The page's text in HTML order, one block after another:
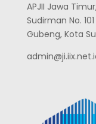
APJII Jawa
Sudirman No.
Gubeng, Kota